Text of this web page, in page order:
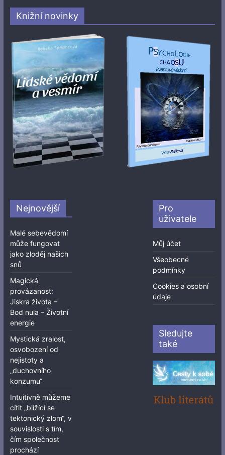
Knižní novinky
Nejnovější
Malé sebevědomí
může fungovat
jako zloděj našich
snů
Magická
provázanost:
Jiskra života –
Bod nula – Životní
energie
Mystická zralost,
osvobození od
nejistoty a
„duchovního
konzumu“
Intuitivně můžeme
cítit „blížící se
tektonický zlom“, v
souvislosti s tím,
čím společnost
prochází
Pro
uživatele
Můj účet
Všeobecné
podmínky
Cookies a osobní
údaje
Sledujte
také